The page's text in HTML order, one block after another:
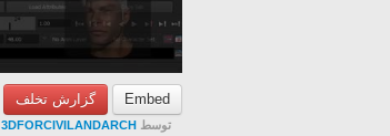
Embed گزارش تخلف
توسط 3DFORCIVILANDARCH